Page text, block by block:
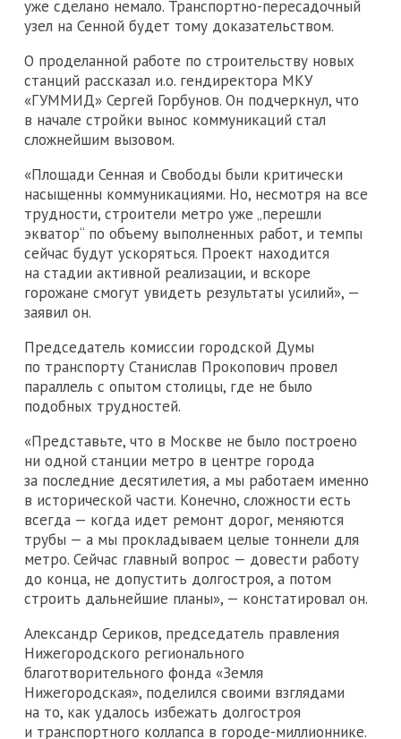
уже сделано немало. Транспортно-пересадочный
узел на Сенной будет тому доказательством.
О проделанной работе по строительству новых
станций рассказал и.о. гендиректора МКУ
«ГУММИД» Сергей Горбунов. Он подчеркнул, что
в начале стройки вынос коммуникаций стал
сложнейшим вызовом.
«Площади Сенная и Свободы были критически
насыщенны коммуникациями. Но, несмотря на все
трудности, строители метро уже „перешли
экватор“ по объему выполненных работ, и темпы
сейчас будут ускоряться. Проект находится
на стадии активной реализации, и вскоре
горожане смогут увидеть результаты усилий», —
заявил он.
Председатель комиссии городской Думы
по транспорту Станислав Прокопович провел
параллель с опытом столицы, где не было
подобных трудностей.
«Представьте, что в Москве не было построено
ни одной станции метро в центре города
за последние десятилетия, а мы работаем именно
в исторической части. Конечно, сложности есть
всегда — когда идет ремонт дорог, меняются
трубы — а мы прокладываем целые тоннели для
метро. Сейчас главный вопрос — довести работу
до конца, не допустить долгостроя, а потом
строить дальнейшие планы», — констатировал он.
Александр Сериков, председатель правления
Нижегородского регионального
благотворительного фонда «Земля
Нижегородская», поделился своими взглядами
на то, как удалось избежать долгостроя
и транспортного коллапса в городе-миллионнике.